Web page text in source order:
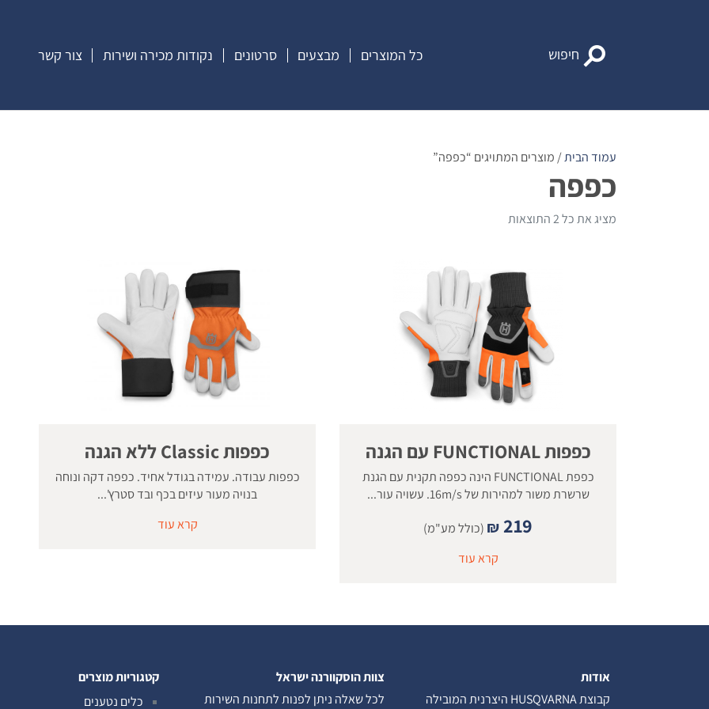
חיפוש כל המוצרים מבצעים סרטונים נקודות מכירה ושירות צור קשר
עמוד הבית/ מוצרים המתויגים “כפפה”
כפפה
מציג את כל 2 התוצאות
כפפות FUNCTIONAL עם הגנה
כפפת FUNCTIONAL הינה כפפה תקנית עם הגנת
שרשרת משור למהירות של 16m/s. עשויה עור...
₪ 219
(כולל מע"מ)
קרא עוד
כפפות Classic ללא הגנה
כפפות עבודה. עמידה בגודל אחיד. כפפה דקה ונוחה
בנויה מעור עיזים בכף ובד סטרץ'...
קרא עוד
אודות
קבוצת HUSQVARNA היצרנית המובילה
צוות הוסקוורנה ישראל
לכל שאלה ניתן לפנות לתחנות השירות
קטגוריות מוצרים
כלים נטענים